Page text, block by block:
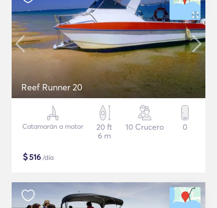
Reef Runner 20
Catamarán a motor
20 ft
6 m
10 Crucero 0
$516 /día